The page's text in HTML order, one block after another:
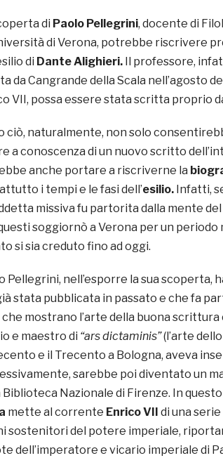
di Paolo Pellegrini, docente di
di Verona, potrebbe riscrivere
di Dante Alighieri. Il professore,
da Cangrande della Scala nell’agosto
VII, possa essere stata scritta proprio
ciò, naturalmente, non solo
a conoscenza di un nuovo scritto
anche portare a riscriverne la
i tempi e le fasi dell’esilio. Infatti,
missiva fu partorita dalla mente
soggiornò a Verona per un
si sia creduto fino ad oggi.
Pellegrini, nell’esporre la sua scoperta,
stata pubblicata in passato e che fa
mostrano l’arte della buona
e maestro di “ars dictaminis”(l’arte
e il Trecento a Bologna, aveva
sarebbe poi diventato un
Biblioteca Nazionale di Firenze. In
mette al corrente Enrico VII di una
sostenitori del potere imperiale,
dell’imperatore e vicario imperiale di